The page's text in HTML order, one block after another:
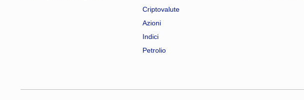
Criptovalute
Azioni
Indici
Petrolio